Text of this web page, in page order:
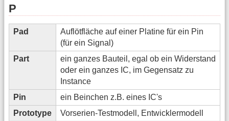
P
Pad
Auflötfläche auf einer Platine für ein Pin
(für ein Signal)
Part
ein ganzes Bauteil, egal ob ein Widerstand
oder ein ganzes IC, im Gegensatz zu
Instance
Pin
ein Beinchen z.B. eines IC's
Prototype
Vorserien-Testmodell, Entwicklermodell